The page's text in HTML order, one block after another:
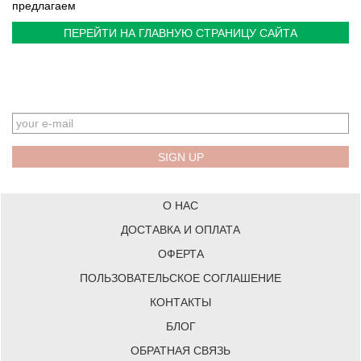
предлагаем
ПЕРЕЙТИ НА ГЛАВНУЮ СТРАНИЦУ САЙТА
О НАС
ДОСТАВКА И ОПЛАТА
ОФЕРТА
ПОЛЬЗОВАТЕЛЬСКОЕ СОГЛАШЕНИЕ
КОНТАКТЫ
БЛОГ
ОБРАТНАЯ СВЯЗЬ